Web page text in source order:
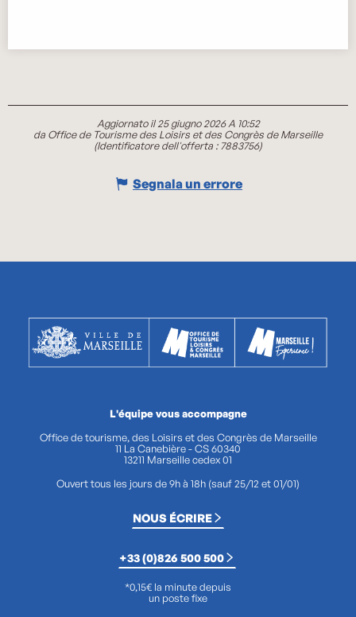
Aggiornato il 25 giugno 2026 A 10:52
da Office de Tourisme des Loisirs et des Congrès de Marseille
(Identificatore dell'offerta :7883756)
Segnala un errore
L'équipe vous accompagne
Office de tourisme, des Loisirs et des Congrès de Marseille
11 La Canebière - CS 60340
13211 Marseille cedex 01
Ouvert tous les jours de 9h à 18h (sauf 25/12 et 01/01)
NOUS ÉCRIRE
+33 (0)826 500 500
*0,15€ la minute depuis
un poste fixe